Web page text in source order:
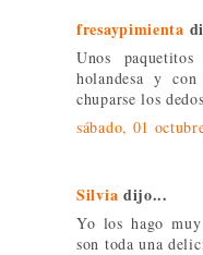
fresaypimienta
Unos
holandesa y
chuparse los
sábado, 01
Silvia dijo...
Yo los hago
son toda una